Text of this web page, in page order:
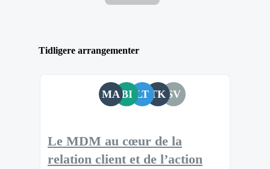
Tidligere arrangementer
MA BI LT TK SV
Le MDM au cœur de la
relation client et de l’action